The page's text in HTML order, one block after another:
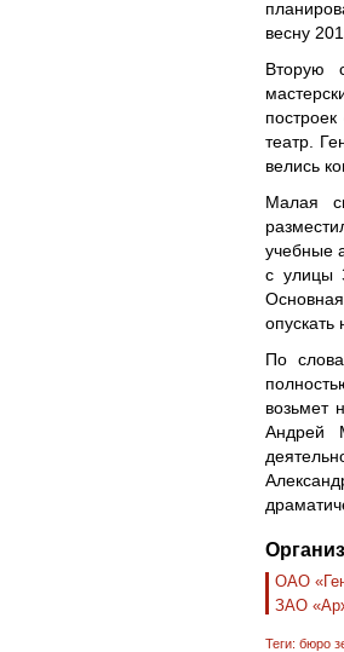
весну
Вторую
театр.
велись
Малая
учебные
с улицы
опускать
По
возьмет
Андрей
ОАО
ЗАО
Теги: бюро